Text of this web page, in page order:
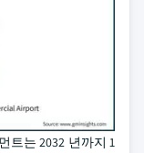
트는 2032 년까지 1